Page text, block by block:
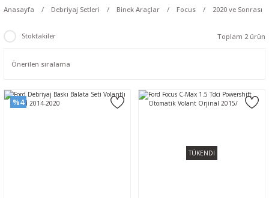
Anasayfa Debriyaj Setleri Binek Araçlar Focus 2020 ve Sonrası
Stoktakiler Toplam 2 ürün
%4
TÜKENDİ